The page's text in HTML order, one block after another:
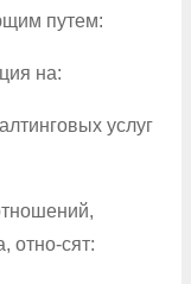
путем:
на:
услуг
отно-сят: